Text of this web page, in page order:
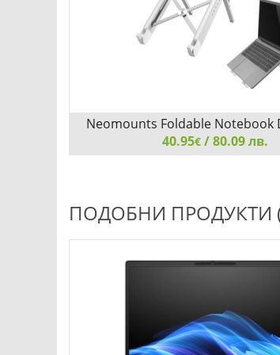
Neomounts Foldable Notebook
(ergonomic)
40.95€ / 80.09 лв.
ПОДОБНИ ПРОДУКТИ